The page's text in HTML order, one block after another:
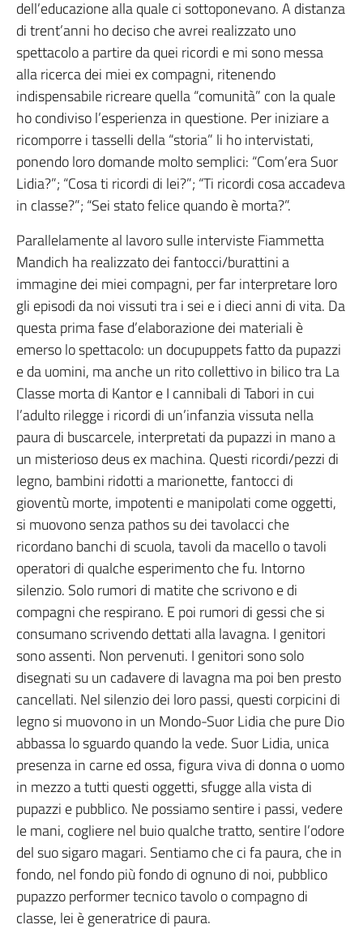
dell’educazione alla quale ci sottoponevano. A distanza
di trent’anni ho deciso che avrei realizzato uno
spettacolo a partire da quei ricordi e mi sono messa
alla ricerca dei miei ex compagni, ritenendo
indispensabile ricreare quella “comunità” con la quale
ho condiviso l’esperienza in questione. Per iniziare a
ricomporre i tasselli della “storia” li ho intervistati,
ponendo loro domande molto semplici: “Com’era Suor
Lidia?”; “Cosa ti ricordi di lei?”; “Ti ricordi cosa accadeva
in classe?”; “Sei stato felice quando è morta?”.
Parallelamente al lavoro sulle interviste Fiammetta
Mandich ha realizzato dei fantocci/burattini a
immagine dei miei compagni, per far interpretare loro
gli episodi da noi vissuti tra i sei e i dieci anni di vita. Da
questa prima fase d’elaborazione dei materiali è
emerso lo spettacolo: un docupuppets fatto da pupazzi
e da uomini, ma anche un rito collettivo in bilico tra La
Classe morta di Kantor e I cannibali di Tabori in cui
l’adulto rilegge i ricordi di un’infanzia vissuta nella
paura di buscarcele, interpretati da pupazzi in mano a
un misterioso deus ex machina. Questi ricordi/pezzi di
legno, bambini ridotti a marionette, fantocci di
gioventù morte, impotenti e manipolati come oggetti,
si muovono senza pathos su dei tavolacci che
ricordano banchi di scuola, tavoli da macello o tavoli
operatori di qualche esperimento che fu. Intorno
silenzio. Solo rumori di matite che scrivono e di
compagni che respirano. E poi rumori di gessi che si
consumano scrivendo dettati alla lavagna. I genitori
sono assenti. Non pervenuti. I genitori sono solo
disegnati su un cadavere di lavagna ma poi ben presto
cancellati. Nel silenzio dei loro passi, questi corpicini di
legno si muovono in un Mondo-Suor Lidia che pure Dio
abbassa lo sguardo quando la vede. Suor Lidia, unica
presenza in carne ed ossa, figura viva di donna o uomo
in mezzo a tutti questi oggetti, sfugge alla vista di
pupazzi e pubblico. Ne possiamo sentire i passi, vedere
le mani, cogliere nel buio qualche tratto, sentire l’odore
del suo sigaro magari. Sentiamo che ci fa paura, che in
fondo, nel fondo più fondo di ognuno di noi, pubblico
pupazzo performer tecnico tavolo o compagno di
classe, lei è generatrice di paura.